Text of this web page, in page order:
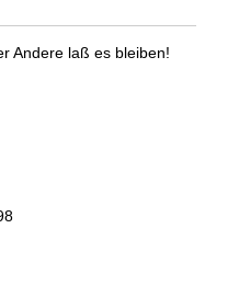
Andere laß es bleiben!